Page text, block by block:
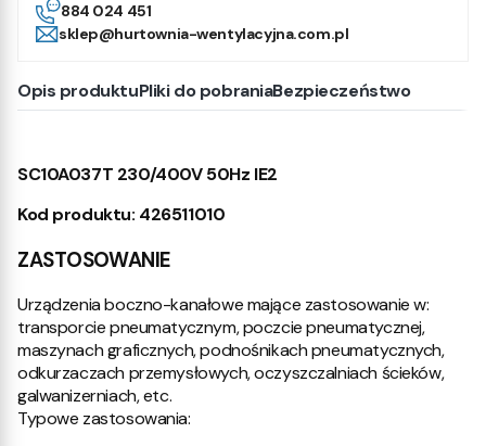
884 024 451
sklep@hurtownia-wentylacyjna.com.pl
Opis produktuPliki do pobraniaBezpieczeństwo
SC10A037T 230/400V 50Hz IE2
Kod produktu: 426511010
ZASTOSOWANIE
Urządzenia boczno-kanałowe mające zastosowanie w:
transporcie pneumatycznym, poczcie pneumatycznej,
maszynach graficznych, podnośnikach pneumatycznych,
odkurzaczach przemysłowych, oczyszczalniach ścieków,
galwanizerniach, etc.
Typowe zastosowania: